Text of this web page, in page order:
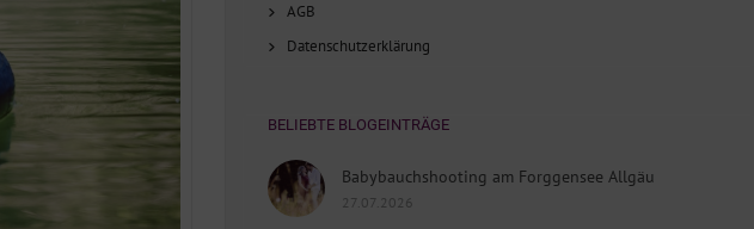
AGB
Datenschutzerklärung
BELIEBTE BLOGEINTRÄGE
Babybauchshooting am Forggensee Allgäu
27.07.2026